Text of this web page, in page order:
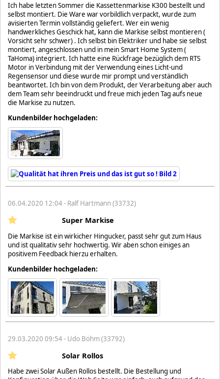
Ich habe letzten Sommer die Kassettenmarkise K300 bestellt und
selbst montiert. Die Ware war vorbildlich verpackt, wurde zum
avisierten Termin vollständig geliefert. Wer ein wenig
handwerkliches Geschick hat, kann die Markise selbst montieren (
Vorsicht sehr schwer) . Ich selbst bin Elektriker und habe sie selbst
montiert, angeschlossen und in mein Smart Home System (
TaHoma) integriert. Ich hatte eine Rückfrage bezüglich dem RTS
Motor in Verbindung mit der Verwendung eines Licht-und
Regensensor und diese wurde mir prompt und verständlich
beantwortet. Ich bin von dem Produkt, der Verarbeitung aber auch
dem Team sehr beeindruckt und freue mich jeden Tag aufs neue
die Markise zu nutzen.
Kundenbilder hochgeladen:
06.04.2020 12:04 - Ralf Hartmann (33732)
Super Markise
Die Markise ist ein wirkicher Hingucker, passt sehr gut zum Haus
und ist qualitativ sehr hochwertig. Wir aben schon einiges an
positivem Feedback hierzu erhalten.
Kundenbilder hochgeladen:
29.03.2020 09:54 - Udo Böhm (33792)
Solar Rollos
Habe zwei Solar Außen Rollos bestellt. Die Bestellung und